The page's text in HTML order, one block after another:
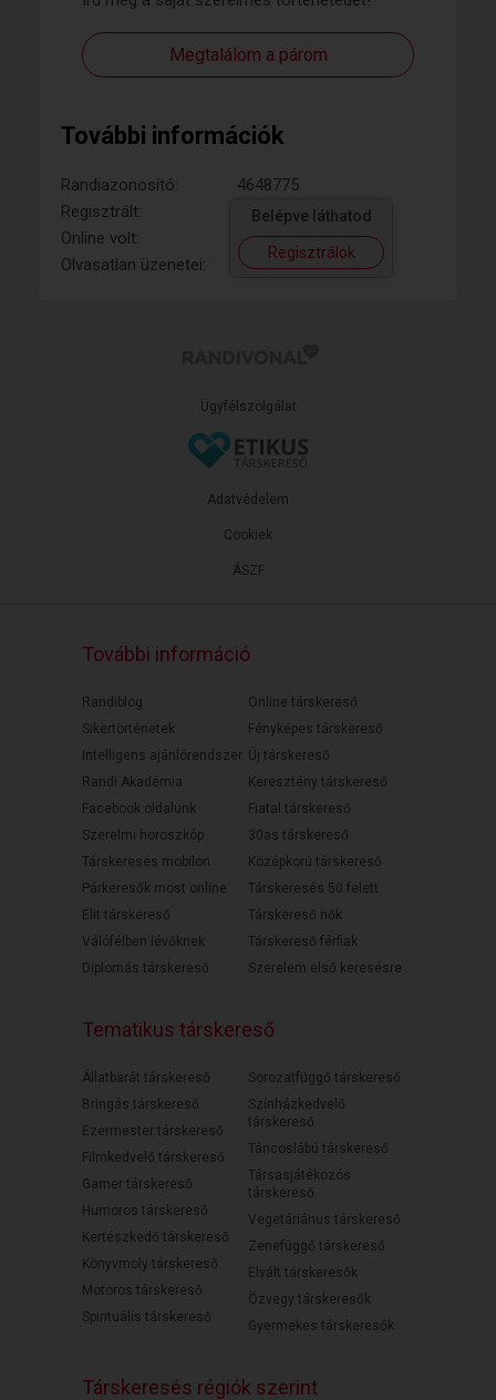
Megtalálom a párom
További információk
Randiazonosító:
4648775
Regisztrált:
Online volt:
Olvasatlan üzenetei:
Belépve láthatod
Regisztrálok
Ügyfélszolgálat
ÁSZF
Adatvédelem
Cookiek
További információ
Randiblog
Sikertörténetek
Intelligens ajánlórendszer
Randi Akadémia
Facebook oldalunk
Szerelmi horoszkóp
Társkeresés mobilon
Párkeresők most online
Elit társkereső
Válófélben lévőknek
Diplomás társkereső
Online társkereső
Fényképes társkereső
Új társkereső
Keresztény társkereső
Fiatal társkereső
30as társkereső
Középkorú társkereső
Társkeresés 50 felett
Társkereső nők
Társkereső férfiak
Szerelem első keresésre
Tematikus társkereső
Állatbarát társkereső
Bringás társkereső
Ezermester társkereső
Filmkedvelő társkereső
Gamer társkereső
Humoros társkereső
Kertészkedő társkereső
Könyvmoly társkereső
Motoros társkereső
Spirituális társkereső
Sorozatfüggő társkereső
Színházkedvelő
társkereső
Táncoslábú társkereső
Társasjátékozós
társkereső
Vegetáriánus társkereső
Zenefüggő társkereső
Elvált társkeresők
Özvegy társkeresők
Gyermekes társkeresők
Társkeresés régiók szerint